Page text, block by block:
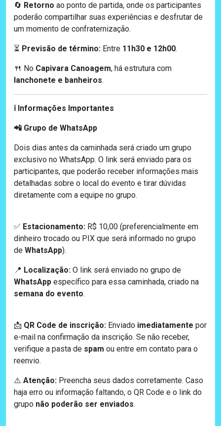
🔄 Retorno ao ponto de partida, onde os participantes
poderão compartilhar suas experiências e desfrutar de
um momento de confraternização.
⏳ Previsão de término: Entre 11h30 e 12h00.
🍴 No Capivara Canoagem, há estrutura com
lanchonete e banheiros.
ℹ️ Informações Importantes
📲 Grupo de WhatsApp
Dois dias antes da caminhada será criado um grupo
exclusivo no WhatsApp. O link será enviado para os
participantes, que poderão receber informações mais
detalhadas sobre o local do evento e tirar dúvidas
diretamente com a equipe no grupo.
✅ Estacionamento: R$ 10,00 (preferencialmente em
dinheiro trocado ou PIX que será informado no grupo
de WhatsApp).
📍 Localização: O link será enviado no grupo de
WhatsApp específico para essa caminhada, criado na
semana do evento.
📩 QR Code de inscrição: Enviado imediatamente por
e-mail na confirmação da inscrição. Se não receber,
verifique a pasta de spam ou entre em contato para o
reenvio.
⚠️ Atenção: Preencha seus dados corretamente. Caso
haja erro ou informação faltando, o QR Code e o link do
grupo não poderão ser enviados.